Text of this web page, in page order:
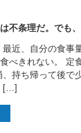
不条理だ。でも
最近、自分の食事
べきれない。 定
、持ち帰って後で
[…]